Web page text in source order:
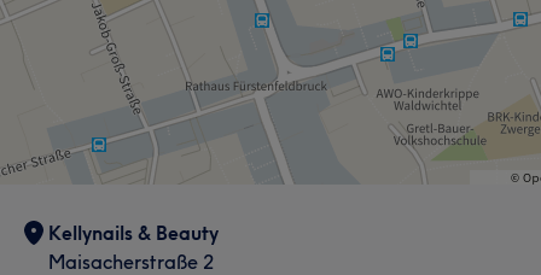
Kellynails & Beauty
Maisacherstraße 2